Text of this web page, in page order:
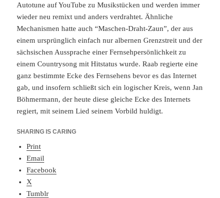
Autotune auf YouTube zu Musikstücken und werden immer
wieder neu remixt und anders verdrahtet. Ähnliche
Mechanismen hatte auch “Maschen-Draht-Zaun”, der aus
einem ursprünglich einfach nur albernen Grenzstreit und der
sächsischen Aussprache einer Fernsehpersönlichkeit zu
einem Countrysong mit Hitstatus wurde. Raab regierte eine
ganz bestimmte Ecke des Fernsehens bevor es das Internet
gab, und insofern schließt sich ein logischer Kreis, wenn Jan
Böhmermann, der heute diese gleiche Ecke des Internets
regiert, mit seinem Lied seinem Vorbild huldigt.
SHARING IS CARING
Print
Email
Facebook
X
Tumblr